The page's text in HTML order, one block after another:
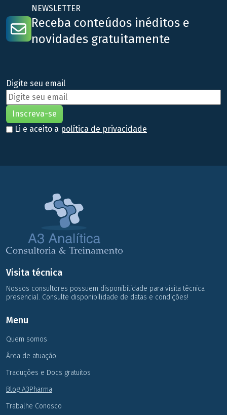
NEWSLETTER
Receba conteúdos inéditos e
novidades gratuitamente
Digite seu email
Li e aceito a política de privacidade
Visita técnica
Nossos consultores possuem disponibilidade para visita técnica
presencial. Consulte disponibilidade de datas e condições!
Menu
Quem somos
Área de atuação
Traduções e Docs gratuitos
Blog A3Pharma
Trabalhe Conosco